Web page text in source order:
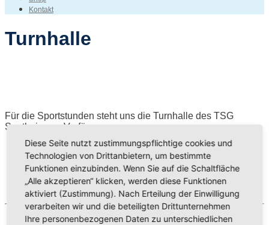
Kontakt
Turnhalle
Für die Sportstunden steht uns die Turnhalle des TSG
Sontheim zur Verfügung.
Diese Seite nutzt zustimmungspflichtige cookies und
Technologien von Drittanbietern, um bestimmte
Funktionen einzubinden. Wenn Sie auf die Schaltfläche
„Alle akzeptieren“ klicken, werden diese Funktionen
aktiviert (Zustimmung). Nach Erteilung der Einwilligung
verarbeiten wir und die beteiligten Drittunternehmen
Ihre personenbezogenen Daten zu unterschiedlichen